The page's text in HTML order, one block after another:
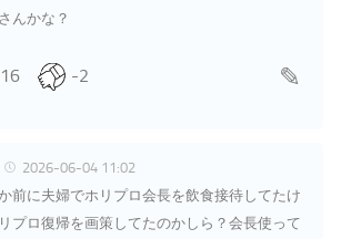
んかな？
-2
2026-06-04 11:02
前に夫婦でホリプロ会長を飲食接待してたけ
プロ復帰を画策してたのかしら？会長使って